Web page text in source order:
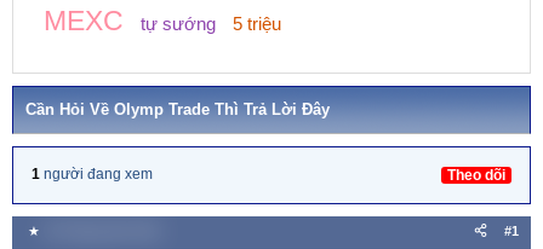
MEXC tự sướng 5 triệu
Cần Hỏi Về Olymp Trade Thì Trả Lời Đây
1 người đang xem Theo dõi
★ #1